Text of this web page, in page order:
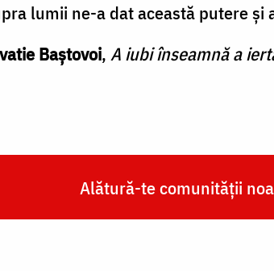
lu­mii ne-a dat această putere şi
Baștovoi, A iubi înseamnă a
Alătură-te comunității